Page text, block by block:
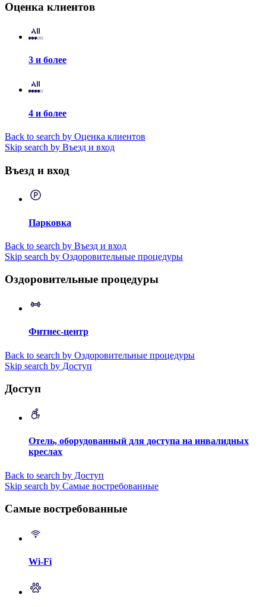
Оценка клиентов
3 и более
4 и более
Back to search by Оценка клиентов
Skip search by Въезд и вход
Въезд и вход
Парковка
Back to search by Въезд и вход
Skip search by Оздоровительные процедуры
Оздоровительные процедуры
Фитнес-центр
Back to search by Оздоровительные процедуры
Skip search by Доступ
Доступ
Отель, оборудованный для доступа на инвалидных
креслах
Back to search by Доступ
Skip search by Самые востребованные
Самые востребованные
Wi-Fi